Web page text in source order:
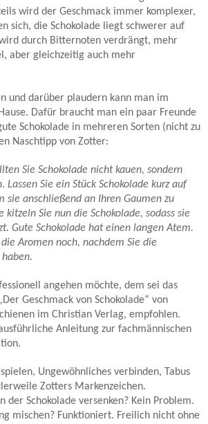
wird der Geschmack immer komplexer,
sich, die Schokolade liegt schwerer auf
durch Bitternoten verdrängt, mehr
aber gleichzeitig auch mehr
und darüber plaudern kann man im
Dafür braucht man ein paar Freunde
Schokolade in mehreren Sorten (nicht zu
Naschtipp von Zotter:
Sie Schokolade nicht kauen, sondern
Lassen Sie ein Stück Schokolade kurz auf
sie anschließend an Ihren Gaumen zu
Sie nun die Schokolade, sodass sie
Gute Schokolade hat einen langen Atem.
Aromen noch, nachdem Sie die
haben.
angehen möchte, dem sei das
Geschmack von Schokolade“ von
im Christian Verlag, empfohlen.
Anleitung zur fachmännischen
Ungewöhnliches verbinden, Tabus
Zotters Markenzeichen.
der Schokolade versenken? Kein Problem.
mischen? Funktioniert. Freilich nicht ohne